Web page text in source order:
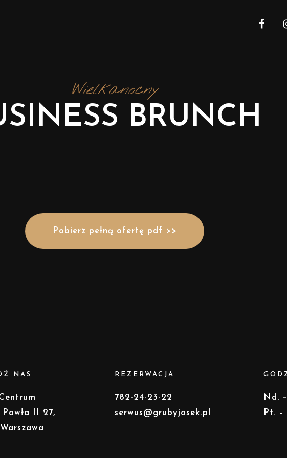
Wielkanocny
BRUNCH
Pobierz pełną ofertę pdf >>
NAS
II 27,
REZERWACJA
782-24-23-22
serwus@grubyjosek.pl
Nd.
Pt. –